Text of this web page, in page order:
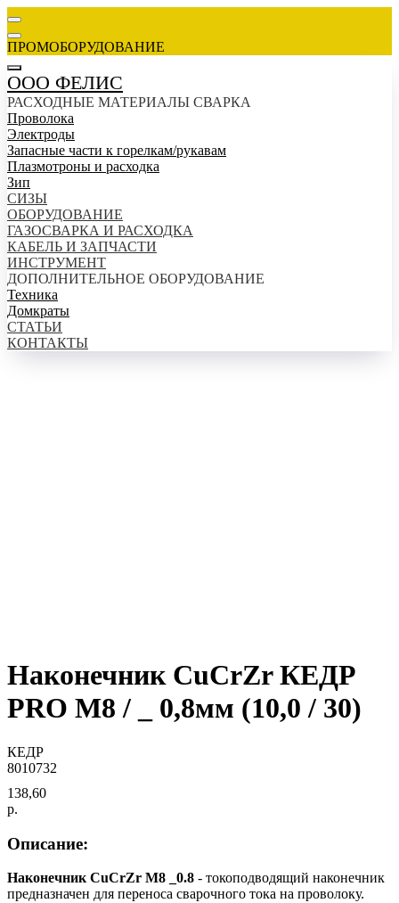
ПРОМОБОРУДОВАНИЕ
ООО ФЕЛИС
РАСХОДНЫЕ МАТЕРИАЛЫ СВАРКА
Проволока
Электроды
Запасные части к горелкам/рукавам
Плазмотроны и расходка
Зип
СИЗЫ
ОБОРУДОВАНИЕ
ГАЗОСВАРКА И РАСХОДКА
КАБЕЛЬ И ЗАПЧАСТИ
ИНСТРУМЕНТ
ДОПОЛНИТЕЛЬНОЕ ОБОРУДОВАНИЕ
Техника
Домкраты
СТАТЬИ
КОНТАКТЫ
Наконечник CuCrZr КЕДР
PRO M8 / _ 0,8мм (10,0 / 30)
КЕДР
8010732
138,60
р.
Описание:
Наконечник CuCrZr М8 _0.8 - токоподводящий наконечник
предназначен для переноса сварочного тока на проволоку.